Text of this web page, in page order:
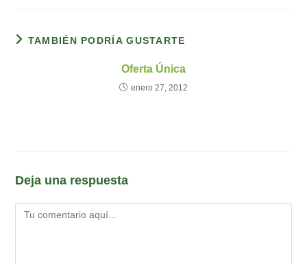
TAMBIÉN PODRÍA GUSTARTE
Oferta Única
enero 27, 2012
Deja una respuesta
Comentario